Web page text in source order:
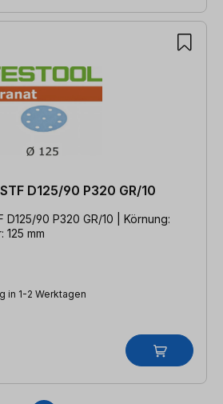
D125/90 P320 GR/10
90 P320 GR/10 | Körnung:
125 mm
in 1-2 Werktagen